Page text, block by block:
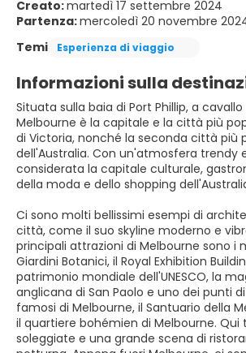
Creato:martedì 17 settembre 2024
Partenza:mercoledì 20 novembre
Temi
Esperienza di viaggio
Informazioni sulla
Situata sulla baia di Port Phillip, a
Melbourne è la capitale e la città più
di Victoria, nonché la seconda città più
dell'Australia. Con un'atmosfera trendy
considerata la capitale culturale,
della moda e dello shopping
Ci sono molti bellissimi esempi di
città, come il suo skyline moderno e
principali attrazioni di Melbourne sono i
Giardini Botanici, il Royal Exhibition
patrimonio mondiale dell'UNESCO, la
anglicana di San Paolo e uno dei punti
famosi di Melbourne, il Santuario della
il quartiere bohémien di Melbourne. Qui
soleggiate e una grande scena di